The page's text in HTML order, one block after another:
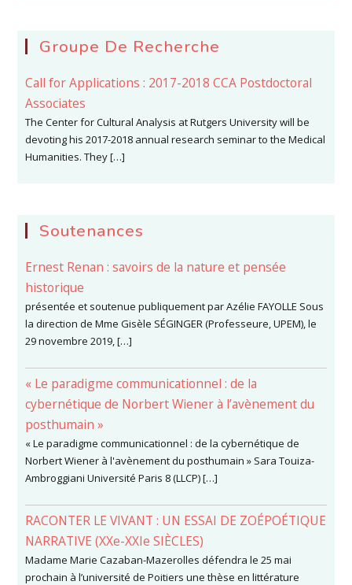
Groupe De Recherche
Call for Applications : 2017-2018 CCA Postdoctoral
Associates
The Center for Cultural Analysis at Rutgers University will be
devoting his 2017-2018 annual research seminar to the Medical
Humanities. They […]
Soutenances
Ernest Renan : savoirs de la nature et pensée
historique
présentée et soutenue publiquement par Azélie FAYOLLE Sous
la direction de Mme Gisèle SÉGINGER (Professeure, UPEM), le
29 novembre 2019, […]
« Le paradigme communicationnel : de la
cybernétique de Norbert Wiener à l’avènement du
posthumain »
« Le paradigme communicationnel : de la cybernétique de
Norbert Wiener à l'avènement du posthumain » Sara Touiza-
Ambroggiani Université Paris 8 (LLCP) […]
RACONTER LE VIVANT : UN ESSAI DE ZOÉPOÉTIQUE
NARRATIVE (XXe-XXIe SIÈCLES)
Madame Marie Cazaban-Mazerolles défendra le 25 mai
prochain à l’université de Poitiers une thèse en littérature